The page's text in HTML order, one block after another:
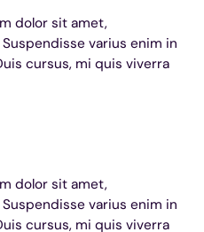
dolor sit amet,
varius enim in
cursus, mi quis viverra
dolor sit amet,
varius enim in
cursus, mi quis viverra